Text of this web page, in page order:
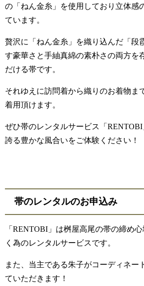
の「ねん金糸」を使用しており立体感
ています。
贅沢に「ねん金糸」を織り込んだ「段
す豪華さと手紬真綿の素朴さの両方を
だける帯です。
それゆえに訪問着から織りのお着物ま
着用頂けます。
ぜひ帯のレンタルサービス「
誇る豊かな風合いをご体験ください！
帯のレンタルのお申込み
「RENTOBI」は桝屋高尾の帯の締め
く為のレンタルサービスです。
また、当主である朱子がコーディネー
ていただきます！